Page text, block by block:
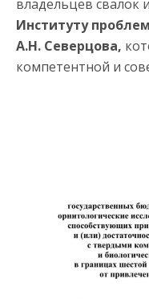
владельцев свалок
Институту
А.Н. Северцова,
компетентной и